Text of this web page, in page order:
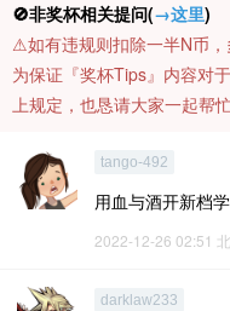
🚫非奖杯相关提问(→这里)
⚠️如有违规则扣除一半N币
为保证『奖杯Tips』内容对
上规定，也恳请大家一起帮
tango-492
用血与酒开新档
2022-12-26 02:51
darklaw233